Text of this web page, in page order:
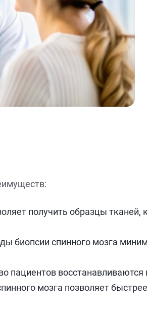
получить образцы
биопсии спинного мозга
пациентов
мозга позволяет